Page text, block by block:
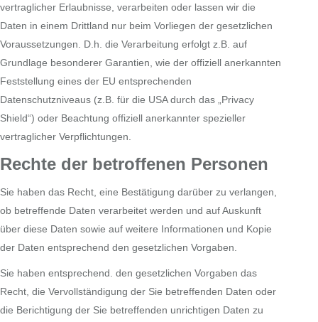
vertraglicher Erlaubnisse, verarbeiten oder lassen wir die
Daten in einem Drittland nur beim Vorliegen der gesetzlichen
Voraussetzungen. D.h. die Verarbeitung erfolgt z.B. auf
Grundlage besonderer Garantien, wie der offiziell anerkannten
Feststellung eines der EU entsprechenden
Datenschutzniveaus (z.B. für die USA durch das „Privacy
Shield“) oder Beachtung offiziell anerkannter spezieller
vertraglicher Verpflichtungen.
Rechte der betroffenen Personen
Sie haben das Recht, eine Bestätigung darüber zu verlangen,
ob betreffende Daten verarbeitet werden und auf Auskunft
über diese Daten sowie auf weitere Informationen und Kopie
der Daten entsprechend den gesetzlichen Vorgaben.
Sie haben entsprechend. den gesetzlichen Vorgaben das
Recht, die Vervollständigung der Sie betreffenden Daten oder
die Berichtigung der Sie betreffenden unrichtigen Daten zu